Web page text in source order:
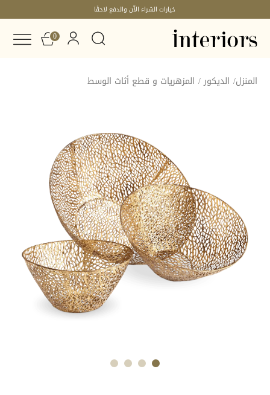
خيارات الشراء الآن والدفع لاحقًا
0
المنزل/ الديكور/ المزهريات و قطع أثاث الوسط